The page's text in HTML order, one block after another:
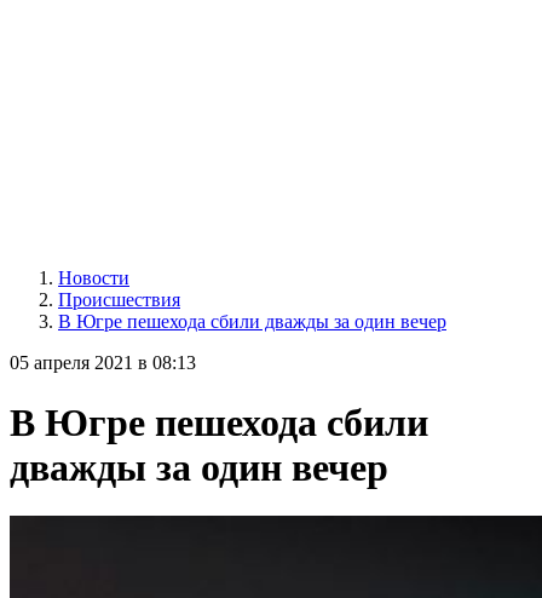
Новости
Происшествия
В Югре пешехода сбили дважды за один вечер
05 апреля 2021 в 08:13
В Югре пешехода сбили
дважды за один вечер